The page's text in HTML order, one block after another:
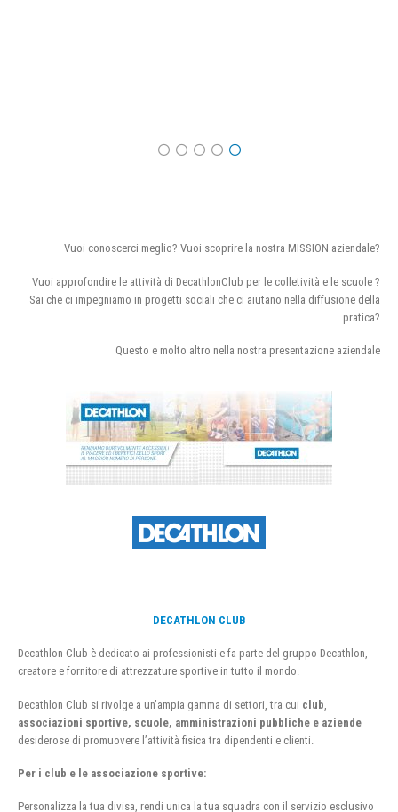
Vuoi conoscerci meglio? Vuoi scoprire la nostra MISSION aziendale?
Vuoi approfondire le attività di DecathlonClub per le colletività e le scuole ?
Sai che ci impegniamo in progetti sociali che ci aiutano nella diffusione della
pratica?
Questo e molto altro nella nostra presentazione aziendale
DECATHLON CLUB
Decathlon Club è dedicato ai professionisti e fa parte del gruppo Decathlon,
creatore e fornitore di attrezzature sportive in tutto il mondo.
Decathlon Club si rivolge a un’ampia gamma di settori, tra cui club
associazioni sportive, scuole, amministrazioni pubbliche e aziende
desiderose di promuovere l’attività fisica tra dipendenti e clienti.
Per i club e le associazione sportive:
Personalizza la tua divisa, rendi unica la tua squadra con il servizio esclusivo